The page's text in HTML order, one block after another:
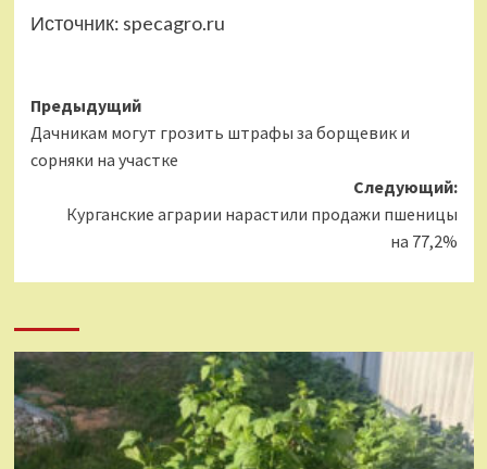
Источник: specagro.ru
Навигация
записи
Предыдущий
Дачникам могут грозить штрафы за борщевик и
сорняки на участке
Следующий:
Курганские аграрии нарастили продажи пшеницы
на 77,2%